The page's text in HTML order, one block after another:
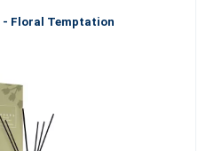
- Floral Temptation